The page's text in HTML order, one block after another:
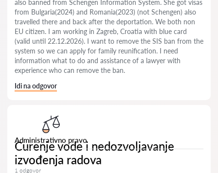
also banned from Schengen Information System. She got visas
from Bulgaria(2024) and Romania(2023) (not Schengen) also
travelled there and back after the deportation. We both non
EU citizen. I am working in Zagreb, Croatia with blue card
(valid until 22.12.2026). I want to remove the SIS ban from the
system so we can apply for family reunification. I need
information what to do and assistance of a lawyer with
experience who can remove the ban.
Idi na odgovor
Administrativno pravo
Curenje vode i nedozvoljavanje
izvođenja radova
1 odgovor